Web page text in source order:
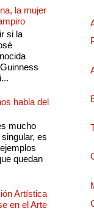
la mujer
si la
habla del
mucho
es
quedan
Artística
en el Arte